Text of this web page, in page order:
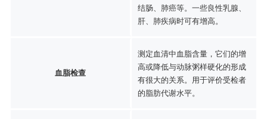
结肠、肺癌等。一些良性乳腺、
肝、肺疾病时可有增高。
血脂检查
测定血清中血脂含量，它们的增
高或降低与动脉粥样硬化的形成
有很大的关系。用于评价受检者
的脂肪代谢水平。